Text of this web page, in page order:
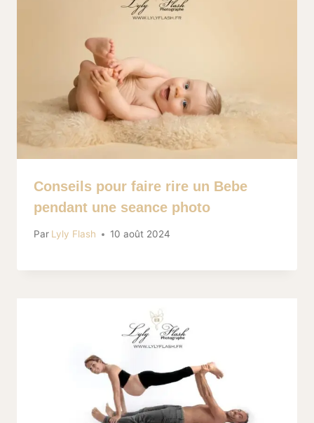
Conseils pour faire rire un Bebe
pendant une seance photo
Par Lyly Flash 10 août 2024